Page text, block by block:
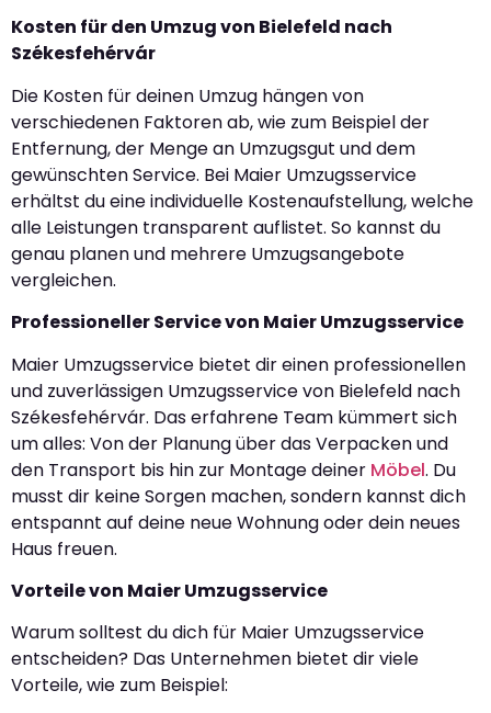
Kosten für den Umzug von Bielefeld nach
Székesfehérvár
Die Kosten für deinen Umzug hängen von
verschiedenen Faktoren ab, wie zum Beispiel der
Entfernung, der Menge an Umzugsgut und dem
gewünschten Service. Bei Maier Umzugsservice
erhältst du eine individuelle Kostenaufstellung, welche
alle Leistungen transparent auflistet. So kannst du
genau planen und mehrere Umzugsangebote
vergleichen.
Professioneller Service von Maier Umzugsservice
Maier Umzugsservice bietet dir einen professionellen
und zuverlässigen Umzugsservice von Bielefeld nach
Székesfehérvár. Das erfahrene Team kümmert sich
um alles: Von der Planung über das Verpacken und
den Transport bis hin zur Montage deiner Möbel. Du
musst dir keine Sorgen machen, sondern kannst dich
entspannt auf deine neue Wohnung oder dein neues
Haus freuen.
Vorteile von Maier Umzugsservice
Warum solltest du dich für Maier Umzugsservice
entscheiden? Das Unternehmen bietet dir viele
Vorteile, wie zum Beispiel: